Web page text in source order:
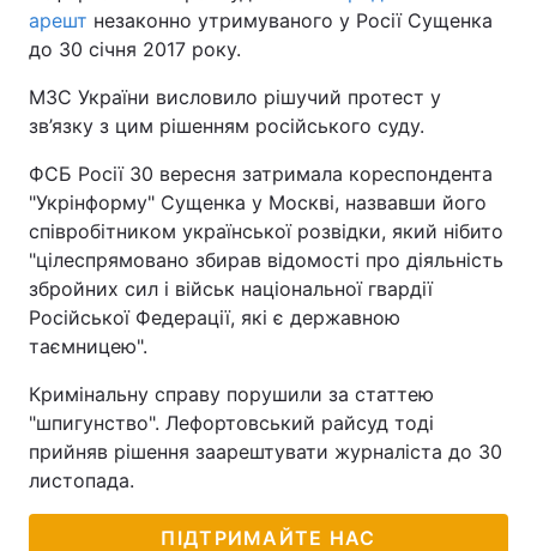
арешт незаконно утримуваного у Росії Сущенка
до 30 січня 2017 року.
МЗС України висловило рішучий протест у
зв’язку з цим рішенням російського суду.
ФСБ Росії 30 вересня затримала кореспондента
"Укрінформу" Сущенка у Москві, назвавши його
співробітником української розвідки, який нібито
"цілеспрямовано збирав відомості про діяльність
збройних сил і військ національної гвардії
Російської Федерації, які є державною
таємницею".
Кримінальну справу порушили за статтею
"шпигунство". Лефортовський райсуд тоді
прийняв рішення заарештувати журналіста до 30
листопада.
ПІДТРИМАЙТЕ НАС